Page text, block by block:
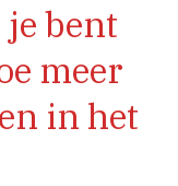
bent
meer
in het